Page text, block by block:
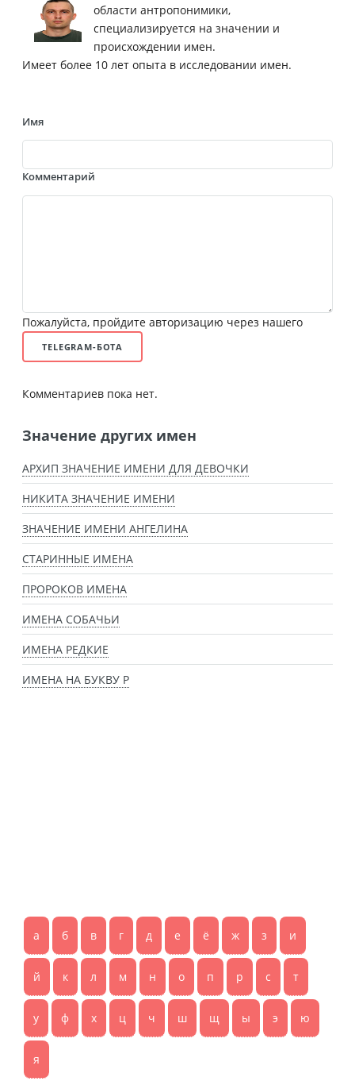
области антропонимики,
специализируется на значении и
происхождении имен.
Имеет более 10 лет опыта в исследовании имен.
Имя
Комментарий
Пожалуйста, пройдите авторизацию через нашего
TELEGRAM-БОТА
Комментариев пока нет.
Значение других имен
АРХИП ЗНАЧЕНИЕ ИМЕНИ ДЛЯ ДЕВОЧКИ
НИКИТА ЗНАЧЕНИЕ ИМЕНИ
ЗНАЧЕНИЕ ИМЕНИ АНГЕЛИНА
СТАРИННЫЕ ИМЕНА
ПРОРОКОВ ИМЕНА
ИМЕНА СОБАЧЬИ
ИМЕНА РЕДКИЕ
ИМЕНА НА БУКВУ Р
а б в г д е ё ж з и
й к л м н о п р с т
у ф х ц ч ш щ ы э ю
я